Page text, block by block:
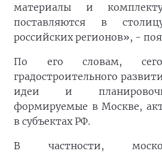
материалы и
поставляются в
российских регионов», -
По его словам,
градостроительного
идеи и
формируемые в Москве,
в субъектах РФ.
В частности,